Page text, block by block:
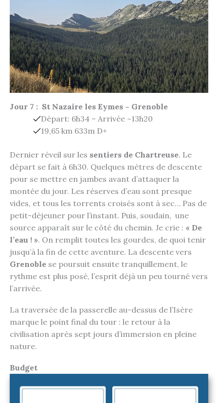
Jour 7 : St Nazaire les Eymes – Grenoble
Départ: 6h34 – Arrivée ~13h20
19,65 km 633m D+
Dernier réveil sur les sentiers de Chartreuse. Le
départ se fait à 6h30. Quelques mètres de descente
pour se mettre en jambes avant d’attaquer la
montée du jour. Les réserves d’eau sont presque
vides, et tous les torrents croisés sont à sec… Pas de
petit-déjeuner pour l’instant. Puis, soudain, une
source apparaît sur le côté du chemin. Je crie : « De
l’eau ! ». On remplit toutes les gourdes, de quoi tenir
jusqu’à la fin de cette aventure. La descente vers
Grenoble se poursuit ensuite tranquillement, le
rythme est plus posé, l’esprit déjà un peu tourné vers
l’arrivée.
La traversée de la passerelle au-dessus de l’Isère
marque le point final du tour : le retour à la
civilisation après sept jours d’immersion en pleine
nature.
Budget